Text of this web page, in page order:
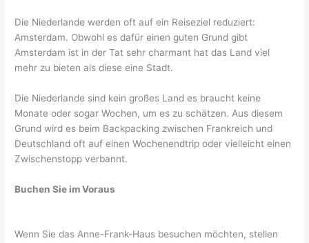
Die Niederlande werden oft auf ein Reiseziel reduziert:
Amsterdam. Obwohl es dafür einen guten Grund gibt
Amsterdam ist in der Tat sehr charmant hat das Land viel
mehr zu bieten als diese eine Stadt.
Die Niederlande sind kein großes Land es braucht keine
Monate oder sogar Wochen, um es zu schätzen. Aus diesem
Grund wird es beim Backpacking zwischen Frankreich und
Deutschland oft auf einen Wochenendtrip oder vielleicht einen
Zwischenstopp verbannt.
Buchen Sie im Voraus
Wenn Sie das Anne-Frank-Haus besuchen möchten, stellen